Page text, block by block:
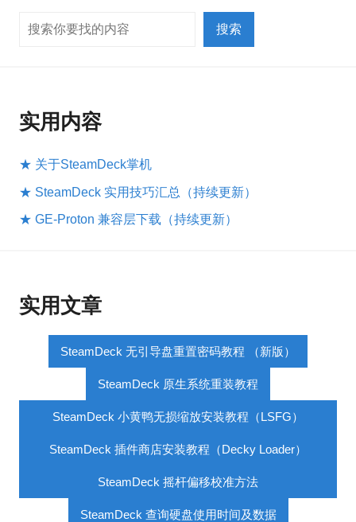
搜索
搜索
实用内容
★ 关于SteamDeck掌机
★ SteamDeck 实用技巧汇总（持续更新）
★ GE-Proton 兼容层下载（持续更新）
实用文章
SteamDeck 无引导盘重置密码教程 （新版）
SteamDeck 原生系统重装教程
SteamDeck 小黄鸭无损缩放安装教程（LSFG）
SteamDeck 插件商店安装教程（Decky Loader）
SteamDeck 摇杆偏移校准方法
SteamDeck 查询硬盘使用时间及数据